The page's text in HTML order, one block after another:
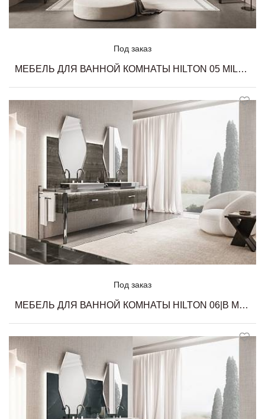
Под заказ
МЕБЕЛЬ ДЛЯ ВАННОЙ КОМНАТЫ HILTON 05 MILLDUE
Под заказ
МЕБЕЛЬ ДЛЯ ВАННОЙ КОМНАТЫ HILTON 06|B MILLDUE